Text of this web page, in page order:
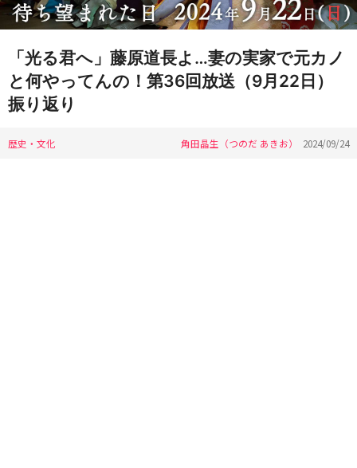
「光る君へ」藤原道長よ…妻の実家で元カノ
と何やってんの！第36回放送（9月22日）
振り返り
歴史・文化 角田晶生（つのだ あきお） 2024/09/24